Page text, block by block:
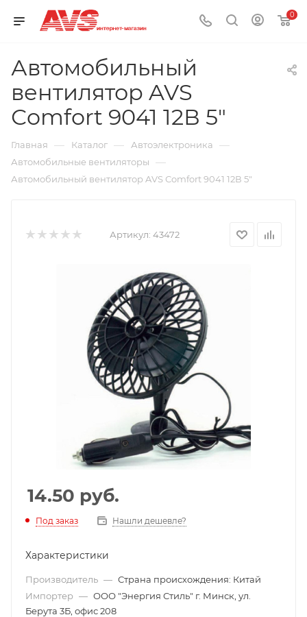
0
Автомобильный
вентилятор AVS
Сomfort 9041 12В 5"
Главная — Каталог — Автоэлектроника —
Автомобильные вентиляторы —
Автомобильный вентилятор AVS Сomfort 9041 12В 5"
Артикул: 43472
14.50 руб.
Под заказ Нашли дешевле?
Характеристики
Производитель — Страна происхождения: Китай
Импортер — ООО "Энергия Стиль" г. Минск, ул.
Берута 3Б, офис 208